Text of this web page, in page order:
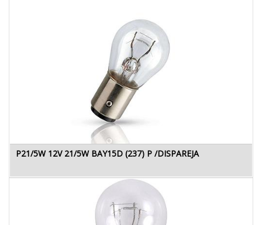
P21/5W 12V 21/5W BAY15D (237) P /DISPAREJA